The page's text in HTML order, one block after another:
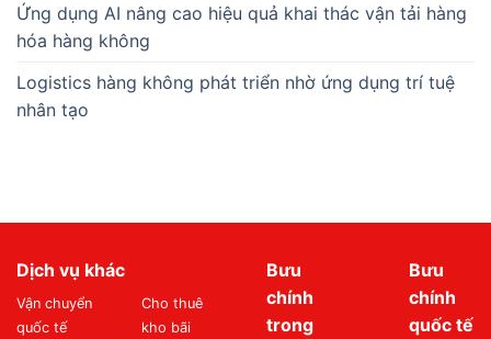
Ứng dụng AI nâng cao hiệu quả khai thác vận tải hàng
hóa hàng không
Logistics hàng không phát triển nhờ ứng dụng trí tuệ
nhân tạo
Dịch vụ khác
Vận chuyển
quốc tế
Cho thuê
kho bãi
Bưu
chính
trong
Bưu
chính
quốc tế